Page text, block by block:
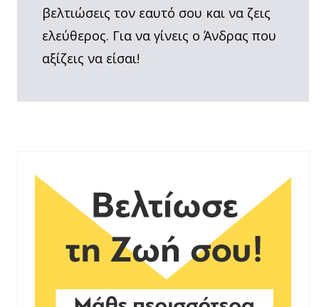
βελτιώσεις τον εαυτό σου και να ζεις
ελεύθερος. Για να γίνεις ο Άνδρας που
αξίζεις να είσαι!